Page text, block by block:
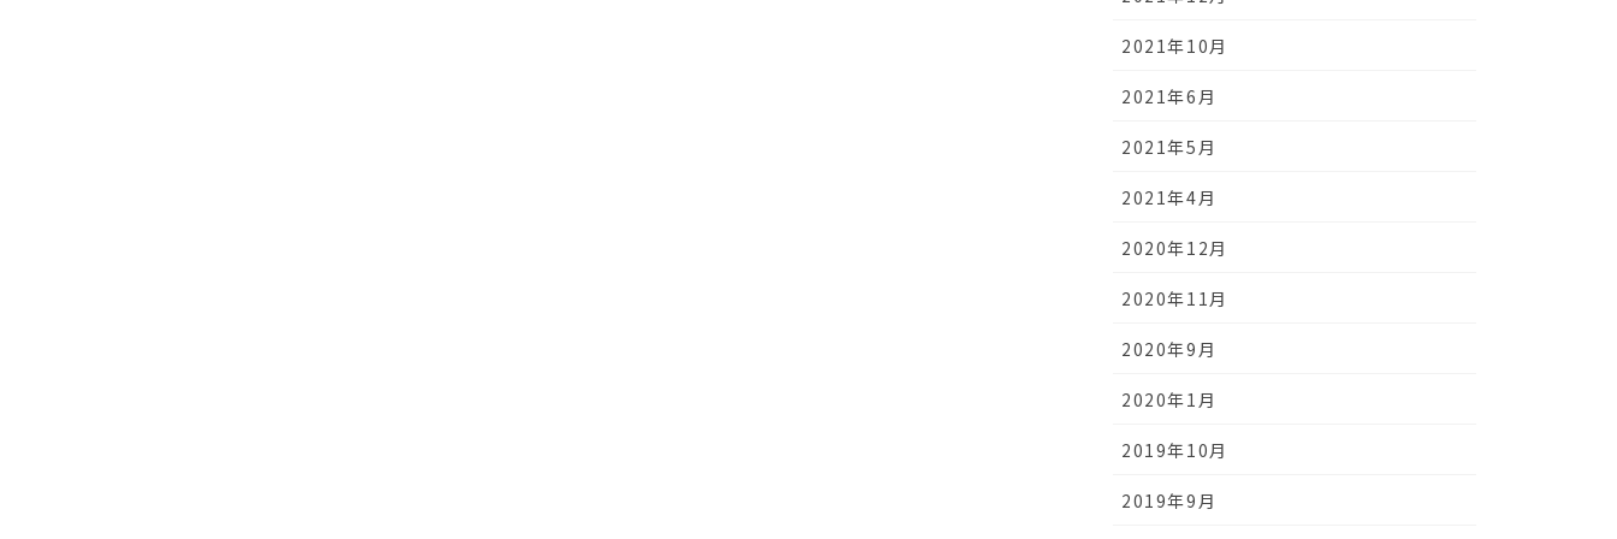
2021年10月
2021年6月
2021年5月
2021年4月
2020年12月
2020年11月
2020年9月
2020年1月
2019年10月
2019年9月